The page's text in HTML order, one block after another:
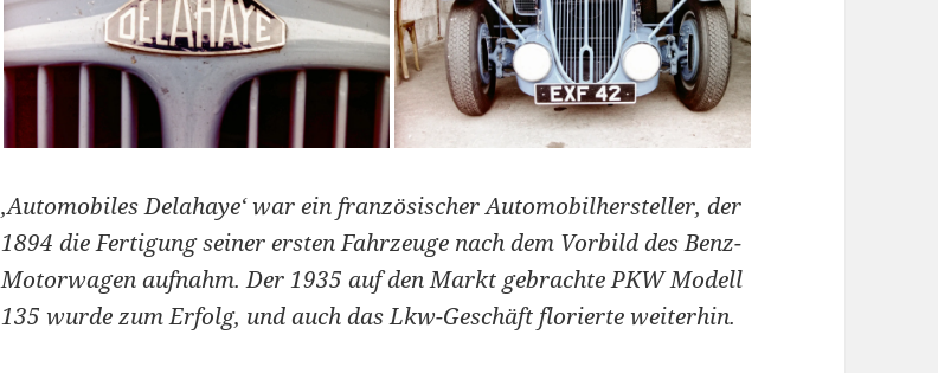
‚Automobiles Delahaye‘ war ein französischer Automobilhersteller, der
1894 die Fertigung seiner ersten Fahrzeuge nach dem Vorbild des Benz-
Motorwagen aufnahm. Der 1935 auf den Markt gebrachte PKW Modell
135 wurde zum Erfolg, und auch das Lkw-Geschäft florierte weiterhin.